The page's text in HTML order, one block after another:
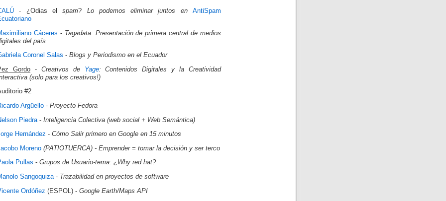
- ¿Odias elspam? Lo podemos eliminar juntos enAntiSpam
Cáceres - Tagadata: Presentación de primera central de medios
del país
Coronel Salas - Blogs y Periodismo en el Ecuador
Gordo- Creativos de Yage: Contenidos Digitales y la Creatividad
(solo para los creativos!)
#2
Argüello - Proyecto Fedora
Piedra - Inteligencia Colectiva (web social + Web Semántica)
Hernández - Cómo Salir primero en Google en 15 minutos
Moreno (PATIOTUERCA) - Emprender = tomar la decisión y ser terco
Pullas - Grupos de Usuario-tema: ¿Why red hat?
Sangoquiza- Trazabilidad en proyectos de software
Ordóñez (ESPOL) - Google Earth/Maps API